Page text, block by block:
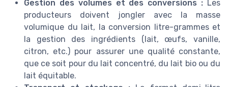
Gestion des volumes et des conversions : Les
producteurs doivent jongler avec la masse
volumique du lait, la conversion litre-grammes et
la gestion des ingrédients (lait, œufs, vanille,
citron, etc.) pour assurer une qualité constante,
que ce soit pour du lait concentré, du lait bio ou du
lait équitable.